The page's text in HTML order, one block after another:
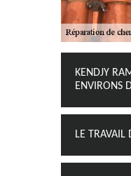
KENDJY
ENVIRONS
LE TRAVAIL